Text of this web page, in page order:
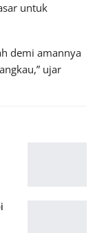
untuk
demi amannya
ujar